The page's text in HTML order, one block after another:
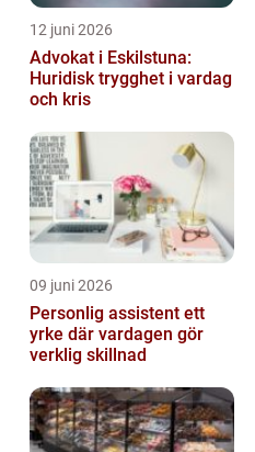
12 juni 2026
Advokat i Eskilstuna:
Huridisk trygghet i vardag
och kris
09 juni 2026
Personlig assistent ett
yrke där vardagen gör
verklig skillnad